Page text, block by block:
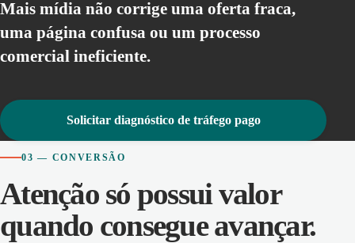
Mais mídia não corrige uma oferta fraca,
uma página confusa ou um processo
comercial ineficiente.
Solicitar diagnóstico de tráfego pago
03 — CONVERSÃO
Atenção só possui valor
quando consegue avançar.